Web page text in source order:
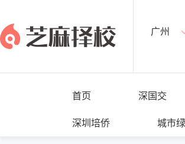
广州
首页 深国交
深圳培侨 城市